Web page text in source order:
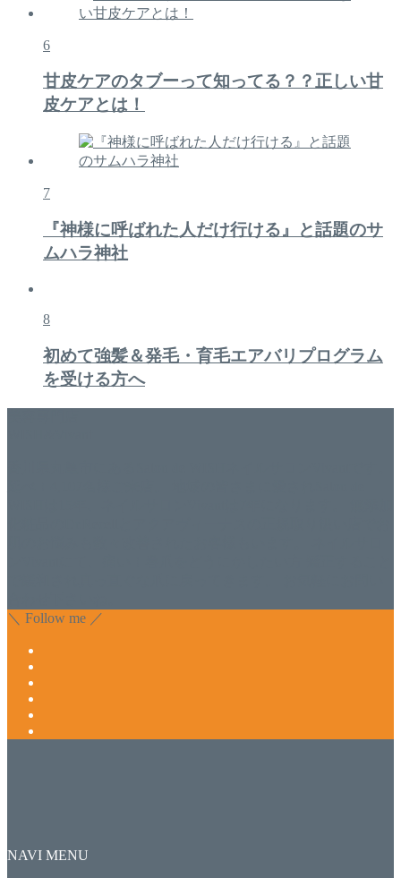
6
甘皮ケアのタブーって知ってる？？正しい甘
皮ケアとは！
7
『神様に呼ばれた人だけ行ける』と話題のサ
ムハラ神社
8
初めて強髪＆発毛・育毛エアバリプログラム
を受ける方へ
＼ Follow me ／
NAVI MENU